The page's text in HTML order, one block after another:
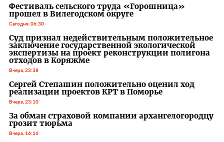
Фестиваль сельского труда «Горошница»
прошел в Вилегодском округе
Сегодня, 06:30
Суд признал недействительным положительное
заключение государственной экологической
экспертизы на проект реконструкции полигона
отходов в Коряжме
Вчера, 23:38
Сергей Степашин положительно оценил ход
реализации проектов КРТ в Поморье
Вчера, 23:10
За обман страховой компании архангелогородцу
грозит тюрьма
Вчера, 16:16